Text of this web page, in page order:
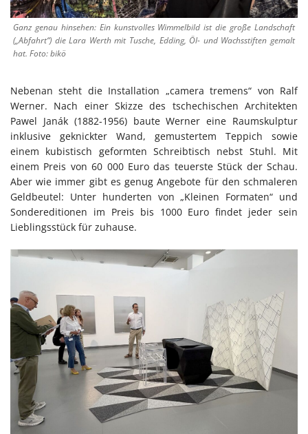
Ganz genau hinsehen: Ein kunstvolles Wimmelbild ist die große Landschaft
(„Abfahrt“) die Lara Werth mit Tusche, Edding, Öl- und Wachsstiften gemalt
hat. Foto: bikö
Nebenan steht die Installation „camera tremens“ von Ralf
Werner. Nach einer Skizze des tschechischen Architekten
Pawel Janák (1882-1956) baute Werner eine Raumskulptur
inklusive geknickter Wand, gemustertem Teppich sowie
einem kubistisch geformten Schreibtisch nebst Stuhl. Mit
einem Preis von 60 000 Euro das teuerste Stück der Schau.
Aber wie immer gibt es genug Angebote für den schmaleren
Geldbeutel: Unter hunderten von „Kleinen Formaten“ und
Sondereditionen im Preis bis 1000 Euro findet jeder sein
Lieblingsstück für zuhause.